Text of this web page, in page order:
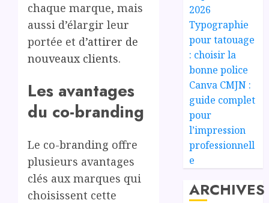
chaque marque, mais
aussi d’élargir leur
portée et d’attirer de
nouveaux clients.
Les avantages
du co-branding
Le co-branding offre
plusieurs avantages
clés aux marques qui
choisissent cette
2026
Typographie
pour tatouage
: choisir la
bonne police
Canva CMJN :
guide complet
pour
l’impression
professionnell
e
ARCHIVES